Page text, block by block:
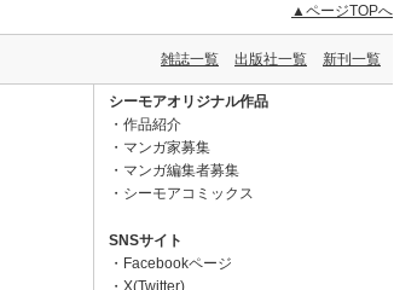
▲ページTOPへ
雑誌一覧 出版社一覧 新刊一覧
シーモアオリジナル作品
作品紹介
マンガ家募集
マンガ編集者募集
シーモアコミックス
SNSサイト
Facebookページ
X(Twitter)